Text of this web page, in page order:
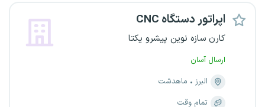
اپراتور دستگاه CNC
کارن سازه نوین پیشرو یکتا
ارسال آسان
البرز
ماهدشت
تمام وقت